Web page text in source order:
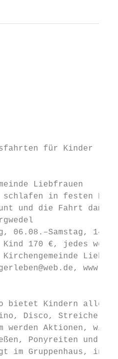
für
schlafen in festen
bunt und die Fahrt
170 €, jedes
Kirchengemeinde
bietet Kindern
Disco,
werden Aktionen,
Ponyreiten und
im Gruppenhaus,